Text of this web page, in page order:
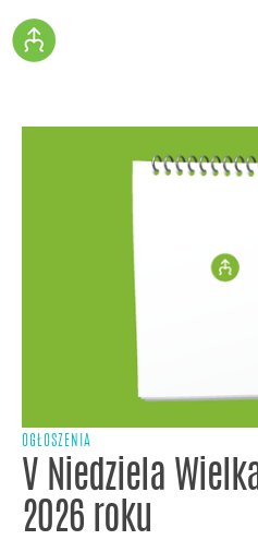
OGŁOSZENIA
V Niedziela
2026 roku